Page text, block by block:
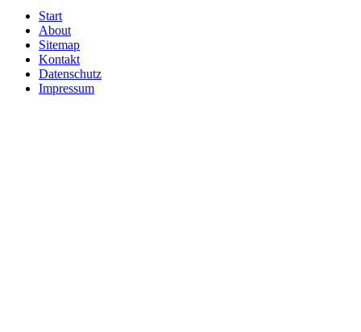
Start
About
Sitemap
Kontakt
Datenschutz
Impressum